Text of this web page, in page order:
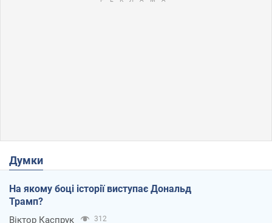
Думки
На якому боці історії виступає Дональд
Трамп?
Віктор Каспрук 312